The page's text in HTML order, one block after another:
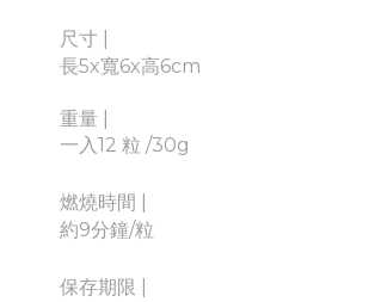
尺寸 |
長5x寬6x高6cm
重量 |
一入12 粒 /30g
燃燒時間 |
約9分鐘/粒
保存期限 |